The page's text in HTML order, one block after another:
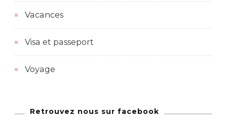
Vacances
Visa et passeport
Voyage
Retrouvez nous sur facebook